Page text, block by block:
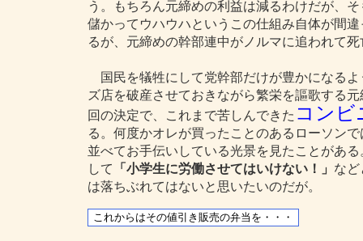
う。もちろん元締めの利益は減るわけだが、
儲かってウハウハというこの仕組み自体が間
るが、元締めの幹部連中がノルマに追われて
国民を犠牲にして党幹部だけが豊かになる
ズ店を破産させておきながら繁栄を謳歌する
回の決定で、これまで苦しんできた コンビ
る。何度かオレが買ったことのあるローソン
並べてお手伝いしている光景を見たことがあ
して 「小学生に労働させてはいけない！」 な
は落ちぶれてはないと思いたいのだが。